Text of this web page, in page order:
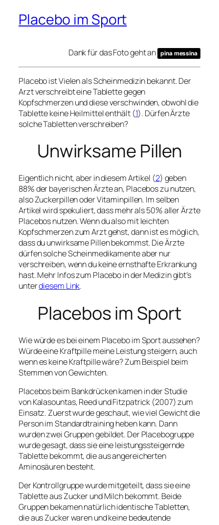
Placebo im Sport
Dank für das Foto geht an pina messina
Placebo ist Vielen als Scheinmedizin bekannt. Der
Arzt verschreibt eine Tablette gegen
Kopfschmerzen und diese verschwinden, obwohl die
Tablette keine Heilmittel enthält (1). Dürfen Ärzte
solche Tabletten verschreiben?
Unwirksame Pillen
Eigentlich nicht, aber in diesem Artikel (2) geben
88% der bayerischen Ärzte an, Placebos zu nutzen,
also Zuckerpillen oder Vitaminpillen. Im selben
Artikel wird spekuliert, dass mehr als 50% aller Ärzte
Placebos nutzen. Wenn du also mit leichten
Kopfschmerzen zum Arzt gehst, dann ist es möglich,
dass du unwirksame Pillen bekommst. Die Ärzte
dürfen solche Scheinmedikamente aber nur
verschreiben, wenn du keine ernsthafte Erkrankung
hast. Mehr Infos zum Placebo in der Medizin gibt’s
unterdiesem Link.
Placebos im Sport
Wie würde es bei einem Placebo im Sport aussehen?
Würde eine Kraftpille meine Leistung steigern, auch
wenn es keine Kraftpille wäre? Zum Beispiel beim
Stemmen von Gewichten.
Placebos beim Bankdrücken kamen in der Studie
von Kalasountas, Reed und Fitzpatrick (2007) zum
Einsatz. Zuerst wurde geschaut, wie viel Gewicht die
Person im Standardtraining heben kann. Dann
wurden zwei Gruppen gebildet. Der Placebogruppe
wurde gesagt, dass sie eine leistungssteigernde
Tablette bekommt, die aus angereicherten
Aminosäuren besteht.
Der Kontrollgruppe wurde mitgeteilt, dass sie eine
Tablette aus Zucker und Milch bekommt. Beide
Gruppen bekamen natürlich identische Tabletten,
die aus Zucker waren und keine bedeutende